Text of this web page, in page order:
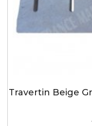
Travertin Beige